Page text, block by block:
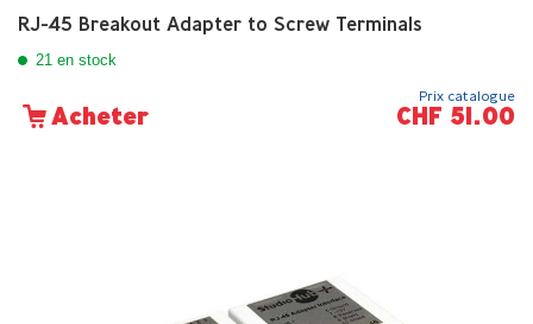
RJ-45 Breakout Adapter to Screw Terminals
21 en stock
Acheter
Prix catalogue
CHF 51.00